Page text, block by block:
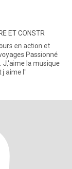
ET CONSTR
en action et
Passionné
la musique
j aime l'